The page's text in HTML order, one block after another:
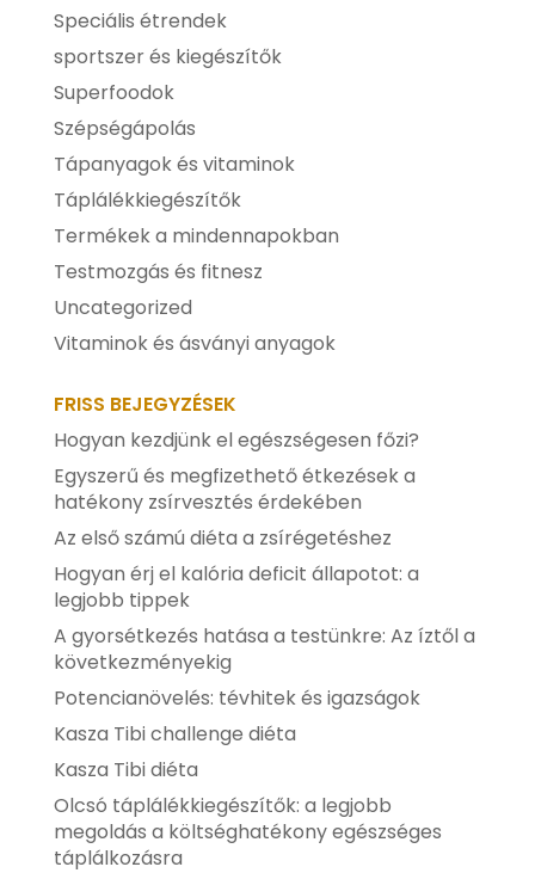
Speciális étrendek
sportszer és kiegészítők
Superfoodok
Szépségápolás
Tápanyagok és vitaminok
Táplálékkiegészítők
Termékek a mindennapokban
Testmozgás és fitnesz
Uncategorized
Vitaminok és ásványi anyagok
FRISS BEJEGYZÉSEK
Hogyan kezdjünk el egészségesen főzi?
Egyszerű és megfizethető étkezések a
hatékony zsírvesztés érdekében
Az első számú diéta a zsírégetéshez
Hogyan érj el kalória deficit állapotot: a
legjobb tippek
A gyorsétkezés hatása a testünkre: Az íztől a
következményekig
Potencianövelés: tévhitek és igazságok
Kasza Tibi challenge diéta
Kasza Tibi diéta
Olcsó táplálékkiegészítők: a legjobb
megoldás a költséghatékony egészséges
táplálkozásra